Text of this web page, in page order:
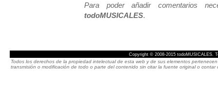
Para poder añadir comentarios
todoMUSICALES.
Copyright © 2008-2015 todoMUSICALES.
Todos los derechos de la propiedad intelectual de esta web y de sus elementos
transmisión o modificación de todo o parte del contenido sin citar la fuente original o